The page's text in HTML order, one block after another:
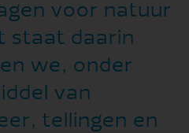
voor natuur
staat daarin
we, onder
van
tellingen en